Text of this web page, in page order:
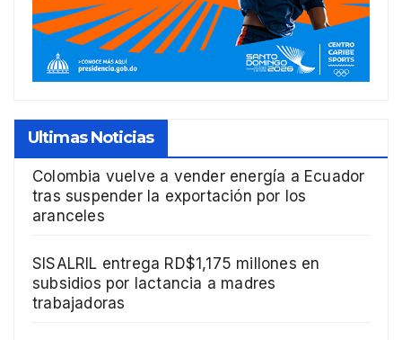
Ultimas Noticias
Colombia vuelve a vender energía a Ecuador
tras suspender la exportación por los
aranceles
SISALRIL entrega RD$1,175 millones en
subsidios por lactancia a madres
trabajadoras